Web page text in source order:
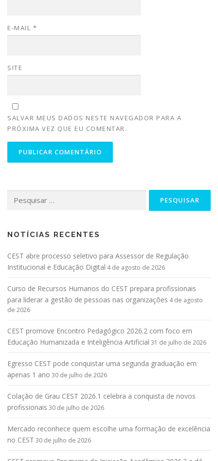
E-MAIL *
SITE
SALVAR MEUS DADOS NESTE NAVEGADOR PARA A
PRÓXIMA VEZ QUE EU COMENTAR.
NOTÍCIAS RECENTES
CEST abre processo seletivo para Assessor de Regulação
Institucional e Educação Digital 4 de agosto de 2026
Curso de Recursos Humanos do CEST prepara profissionais
para liderar a gestão de pessoas nas organizações 4 de agosto
de 2026
CEST promove Encontro Pedagógico 2026.2 com foco em
Educação Humanizada e Inteligência Artificial 31 de julho de 2026
Egresso CEST pode conquistar uma segunda graduação em
apenas 1 ano 30 de julho de 2026
Colação de Grau CEST 2026.1 celebra a conquista de novos
profissionais 30 de julho de 2026
Mercado reconhece quem escolhe uma formação de excelência
no CEST 30 de julho de 2026